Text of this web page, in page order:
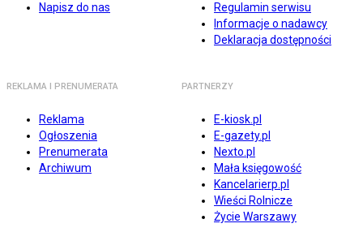
Napisz do nas
Regulamin serwisu
Informacje o nadawcy
Deklaracja dostępności
REKLAMA I PRENUMERATA
Reklama
Ogłoszenia
Prenumerata
Archiwum
PARTNERZY
E-kiosk.pl
E-gazety.pl
Nexto.pl
Mała księgowość
Kancelarierp.pl
Wieści Rolnicze
Życie Warszawy